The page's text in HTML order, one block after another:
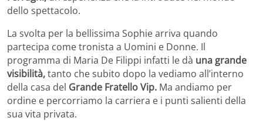
dello spettacolo.
La svolta per la bellissima Sophie arriva quando
partecipa come tronista a Uomini e Donne. Il
programma di Maria De Filippi infatti le dà una grande
visibilità,tanto che subito dopo la vediamo all’interno
della casa del Grande Fratello Vip. Ma andiamo per
ordine e percorriamo la carriera e i punti salienti della
sua vita privata.